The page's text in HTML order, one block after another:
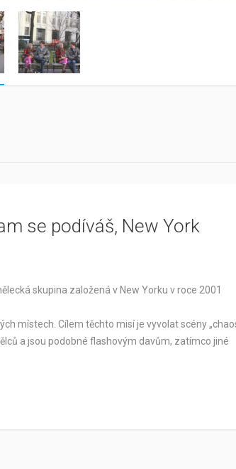
se podíváš, New York
skupina založená v New Yorku v roce 2001
místech. Cílem těchto misí je vyvolat scény
a jsou podobné flashovým davům, zatímco jiné